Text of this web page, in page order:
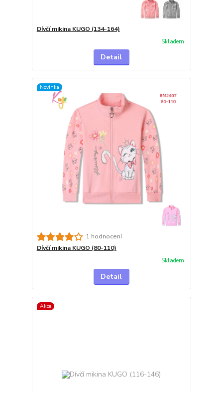
Dívčí mikina KUGO (134-164)
Skladem
Detail
Novinka
1 hodnocení
Dívčí mikina KUGO (80-110)
Skladem
Detail
Akce